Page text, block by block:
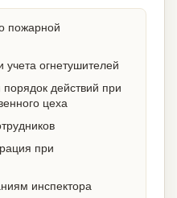
пожарной
учета огнетушителей
порядок действий при
цеха
при
инспектора